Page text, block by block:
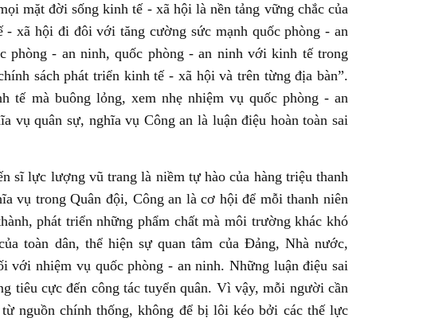
mặt đời sống kinh tế - xã hội là nền tảng vững chắc của
- xã hội đi đôi với tăng cường sức mạnh quốc phòng - an
phòng - an ninh, quốc phòng - an ninh với kinh tế trong
sách phát triển kinh tế - xã hội và trên từng địa bàn”.
tế mà buông lỏng, xem nhẹ nhiệm vụ quốc phòng - an
vụ quân sự, nghĩa vụ Công an là luận điệu hoàn toàn sai
sĩ lực lượng vũ trang là niềm tự hào của hàng triệu thanh
vụ trong Quân đội, Công an là cơ hội để mỗi thanh niên
phát triển những phẩm chất mà môi trường khác khó
toàn dân, thể hiện sự quan tâm của Đảng, Nhà nước,
với nhiệm vụ quốc phòng - an ninh. Những luận điệu sai
tiêu cực đến công tác tuyển quân. Vì vậy, mỗi người cần
nguồn chính thống, không để bị lôi kéo bởi các thế lực